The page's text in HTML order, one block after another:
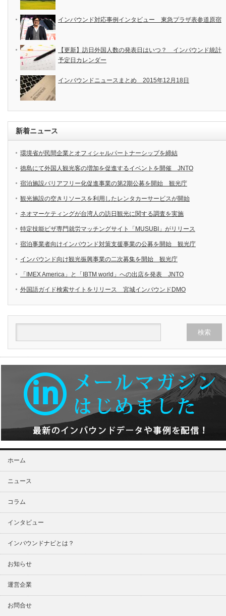
インバウンド対応事例インタビュー 東急プラザ表参道原宿
【更新】訪日外国人数の発表日はいつ？ インバウンド統計
予定日カレンダー
インバウンドニュースまとめ 2015年12月18日
新着ニュース
環境省が民間企業とオフィシャルパートナーシップを締結
徳島にて外国人観光客の増加を促進するイベントを開催 JNTO
宿泊施設バリアフリー化促進事業の第2期公募を開始 観光庁
観光施設の空きリソースを利用したレンタカーサービスが開始
ネオマーケティングが台湾人の訪日観光に関する調査を実施
特定技能ビザ専門就労マッチングサイト「MUSUBI」がリリース
宿泊事業者向けインバウンド対策支援事業の公募を開始 観光庁
インバウンド向け観光振興事業の二次募集を開始 観光庁
「IMEX America」と「IBTM world」への出店を発表 JNTO
外国語ガイド検索サイトをリリース 宮城インバウンドDMO
ホーム
ニュース
コラム
インタビュー
インバウンドナビとは？
お知らせ
運営企業
お問合せ